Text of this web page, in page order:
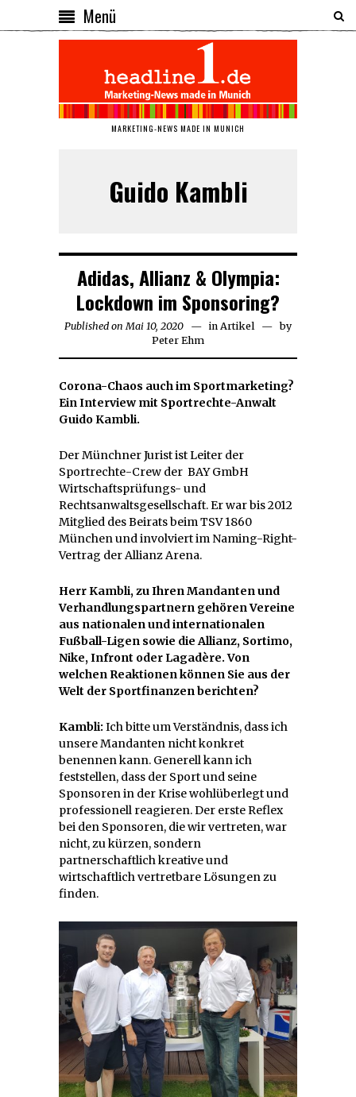
Menü
MARKETING-NEWS MADE IN MUNICH
Guido Kambli
Adidas, Allianz & Olympia:
Lockdown im Sponsoring?
Published on Mai 10, 2020 Mai
10,
2020
in Artikel
by
Peter Ehm
Corona-Chaos auch im Sportmarketing?
Ein Interview mit Sportrechte-Anwalt
Guido Kambli.
Der Münchner Jurist ist Leiter der
Sportrechte-Crew der BAY GmbH
Wirtschaftsprüfungs- und
Rechtsanwaltsgesellschaft. Er war bis 2012
Mitglied des Beirats beim TSV 1860
München und involviert im Naming-Right-
Vertrag der Allianz Arena.
Herr Kambli, zu Ihren Mandanten und
Verhandlungspartnern gehören Vereine
aus nationalen und internationalen
Fußball-Ligen sowie die Allianz, Sortimo,
Nike, Infront oder Lagadère. Von
welchen Reaktionen können Sie aus der
Welt der Sportfinanzen berichten?
Kambli: Ich bitte um Verständnis, dass ich
unsere Mandanten nicht konkret
benennen kann. Generell kann ich
feststellen, dass der Sport und seine
Sponsoren in der Krise wohlüberlegt und
professionell reagieren. Der erste Reflex
bei den Sponsoren, die wir vertreten, war
nicht, zu kürzen, sondern
partnerschaftlich kreative und
wirtschaftlich vertretbare Lösungen zu
finden.